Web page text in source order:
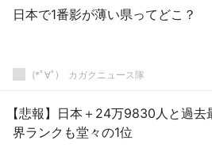
日本で1番影が薄い県ってどこ？
(*ﾟ∀ﾟ)ゞカガクニュース隊
【悲報】日本＋24万9830人と過去
界ランクも堂々の1位